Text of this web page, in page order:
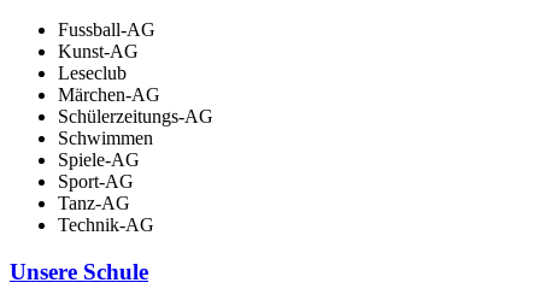
Fussball-AG
Kunst-AG
Leseclub
Märchen-AG
Schülerzeitungs-AG
Schwimmen
Spiele-AG
Sport-AG
Tanz-AG
Technik-AG
Unsere Schule